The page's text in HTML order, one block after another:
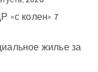
«с колен» 7
жилье за